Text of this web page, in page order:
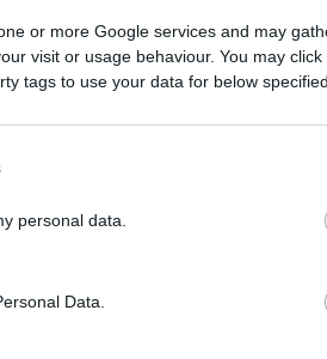
or more Google services and may
visit or usage behaviour. You may
tags to use your data for below
personal data.
Data.